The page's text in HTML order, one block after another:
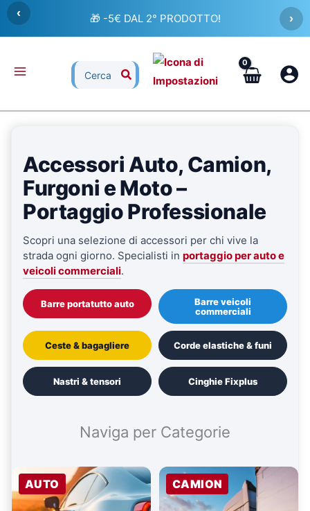
Vai
contenuto
‹ 🚚 SPEDIZIONE GRATUITA! ›
Ricerca
per:
Accessori Auto, Camion,
Furgoni e Moto –
Portaggio Professionale
Scopri una selezione di accessori per chi vive la
strada ogni giorno. Specialisti in portaggio per auto e
veicoli commerciali.
Barre portatutto auto
Barre veicoli
commerciali
Ceste & bagagliere Corde elastiche & funi
Nastri & tensori Cinghie Fixplus
Naviga per Categorie
AUTO CAMION